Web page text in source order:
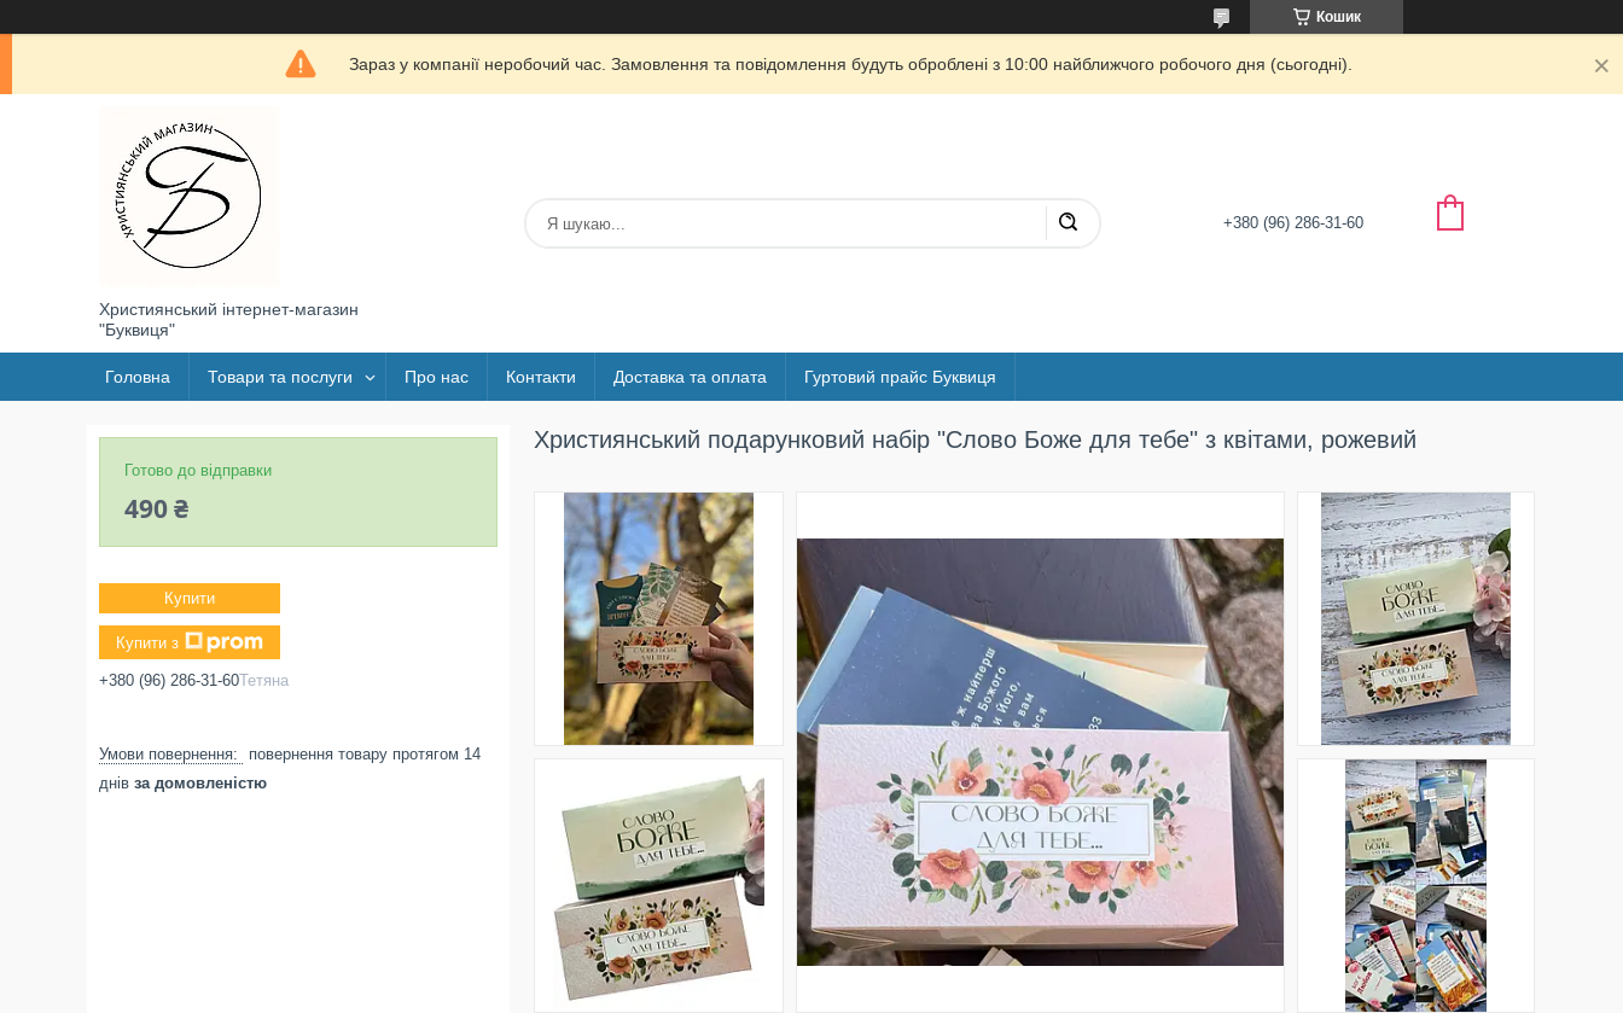
Кошик
Зараз у компанії неробочий час. Замовлення та повідомлення будуть оброблені з 10:00 найближчого робочого дня (сьогодні).
Християнський інтернет-магазин
"Буквиця"
+380 (96) 286-31-60
Головна Товари та послуги Про нас Контакти Доставка та оплата Гуртовий прайс Буквиця
Християнський подарунковий набір "Слово Боже для тебе" з квітами, рожевий
Готово до відправки
490 ₴
Купити
Купити з
+380 (96) 286-31-60Тетяна
повернення товару протягом 14
днів за домовленістю